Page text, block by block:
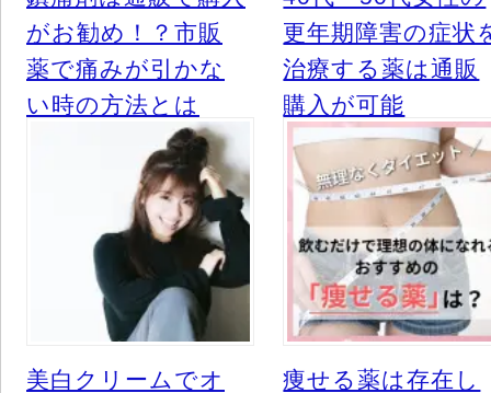
がお勧め！？市販
薬で痛みが引かな
い時の方法とは
更年期障害の症状
治療する薬は通販
購入が可能
美白クリームでオ
痩せる薬は存在し